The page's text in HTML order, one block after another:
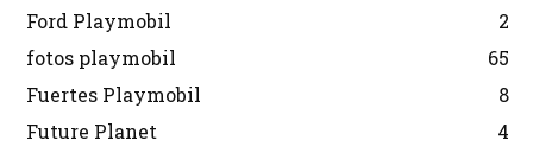
Ford Playmobil
2
fotos playmobil
65
Fuertes Playmobil
8
Future Planet
4